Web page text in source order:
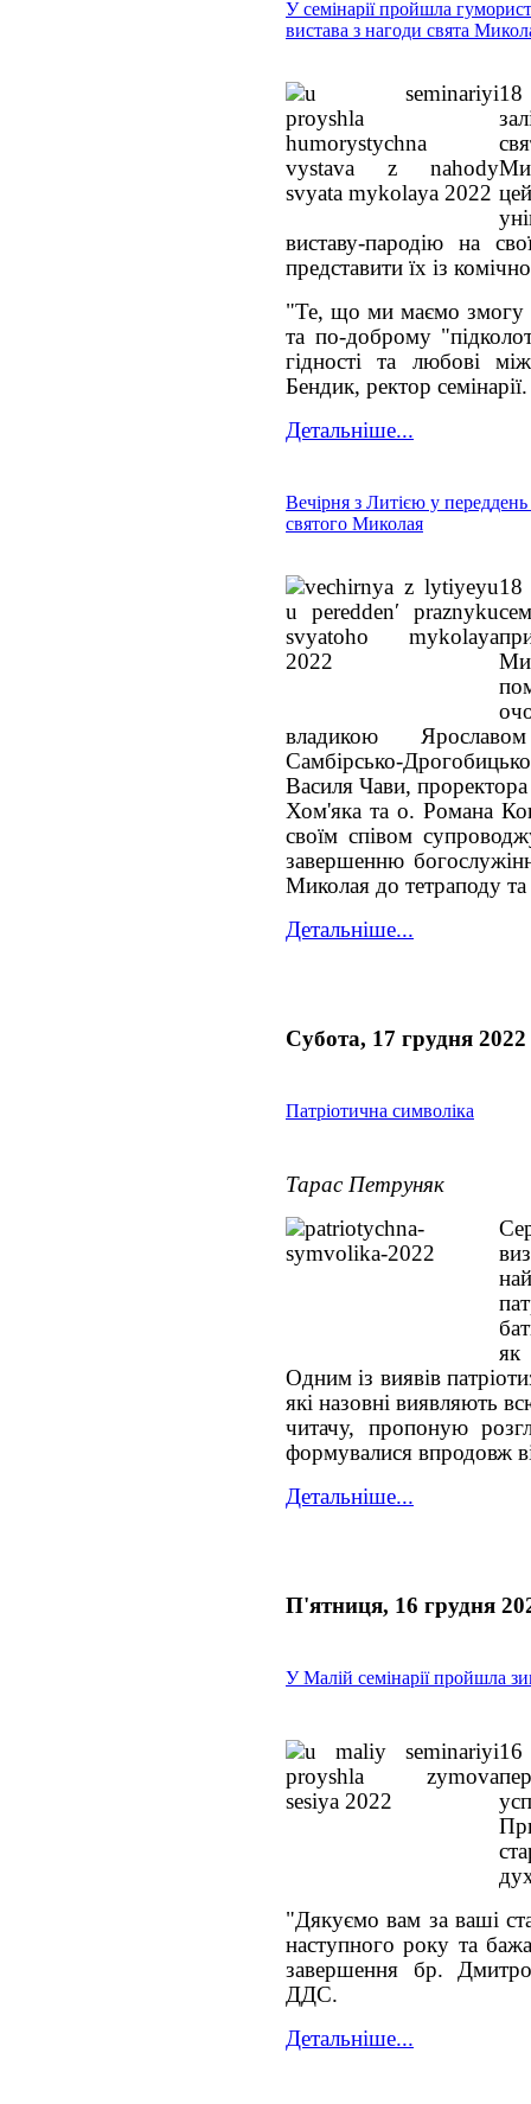
У семінарії пройшла
вистава з нагоди свята
18
виставу-пародію на
представити їх із
"Те, що ми маємо змогу
та по-доброму
гідності та любові
Бендик, ректор семінарії.
Детальніше...
Вечірня з Литією у
святого Миколая
владикою
Самбірсько-
Василя Чави,
Хом'яка та о. Романа
своїм співом
завершенню
Миколая до тетраподу
Детальніше...
Субота, 17 грудня 2022
Патріотична символіка
Тарас Петруняк
Одним із виявів
які назовні виявляють
читачу, пропоную
формувалися впродовж
Детальніше...
П'ятниця, 16 грудня
У Малій семінарії пройшла
"Дякуємо вам за ваші
наступного року та
завершення бр.
ДДС.
Детальніше...